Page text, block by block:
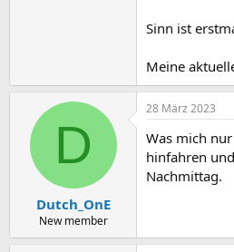
Sinn ist
Meine
D
Dutch_OnE
New member
28 März 2023
Was mich
hinfahren
Nachmittag.